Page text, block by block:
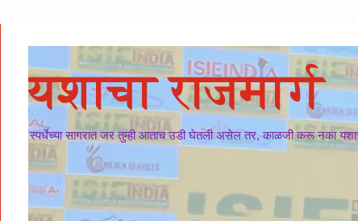
यशाचा राजमार्ग
स्पर्धेच्या सागरात जर तुम्ही आताच उडी घेतली असेल तर, काळजी करू नका